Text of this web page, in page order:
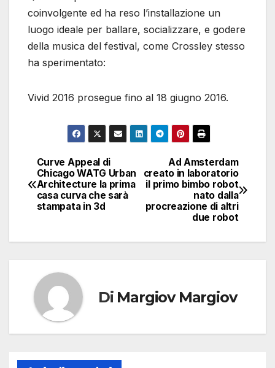
coinvolgente ed ha reso l’installazione un
luogo ideale per ballare, socializzare, e godere
della musica del festival, come Crossley stesso
ha sperimentato:
Vivid 2016 prosegue fino al 18 giugno 2016.
Navigazione
articoli
Ad Amsterdam
creato in laboratorio
il primo bimbo robot
nato dalla
procreazione di altri
due robot
Curve Appeal di
Chicago WATG Urban
Architecture la prima
casa curva che sarà
stampata in 3d
Di Margiov Margiov